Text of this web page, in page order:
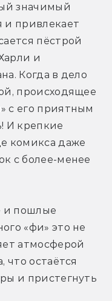
значимый
и привлекает
пёстрой
и
Когда в дело
происходящее
с его приятным
И крепкие
комикса даже
с более-менее
и пошлые
«фи» это не
атмосферой
что остаётся
и пристегнуть